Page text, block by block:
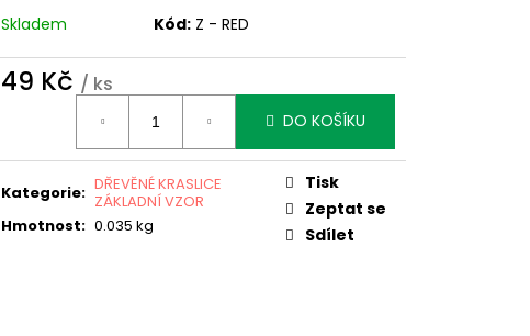
Skladem Kód: Z - RED
49 Kč / ks
DO KOŠÍKU
Kategorie: DŘEVĚNÉ KRASLICE
ZÁKLADNÍ VZOR
Hmotnost: 0.035 kg
Tisk
Zeptat se
Sdílet